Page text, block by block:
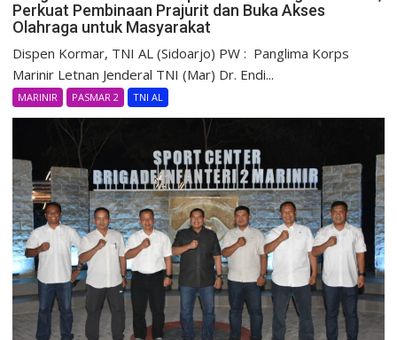
Perkuat Pembinaan Prajurit dan Buka Akses
Olahraga untuk Masyarakat
Dispen Kormar, TNI AL (Sidoarjo) PW : Panglima Korps
Marinir Letnan Jenderal TNI (Mar) Dr. Endi...
MARINIR PASMAR 2 TNI AL